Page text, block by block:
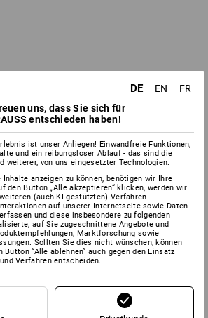
DE EN
FR
uns, dass Sie sich für
entschieden haben!
ist unser Anliegen! Einwandfreie Funktionen,
und ein reibungsloser Ablauf - das sind die
weiterer, von uns eingesetzter Technologien.
anzeigen zu können, benötigen wir Ihre
den Button „Alle akzeptieren“ klicken, werden wir
(auch KI-gestützten) Verfahren
auf unserer Internetseite sowie Daten
und diese insbesondere zu folgenden
auf Sie zugeschnittene Angebote und
Marktforschung sowie
Sollten Sie dies nicht wünschen, können
“Alle ablehnen” auch gegen den Einsatz
Verfahren entscheiden.